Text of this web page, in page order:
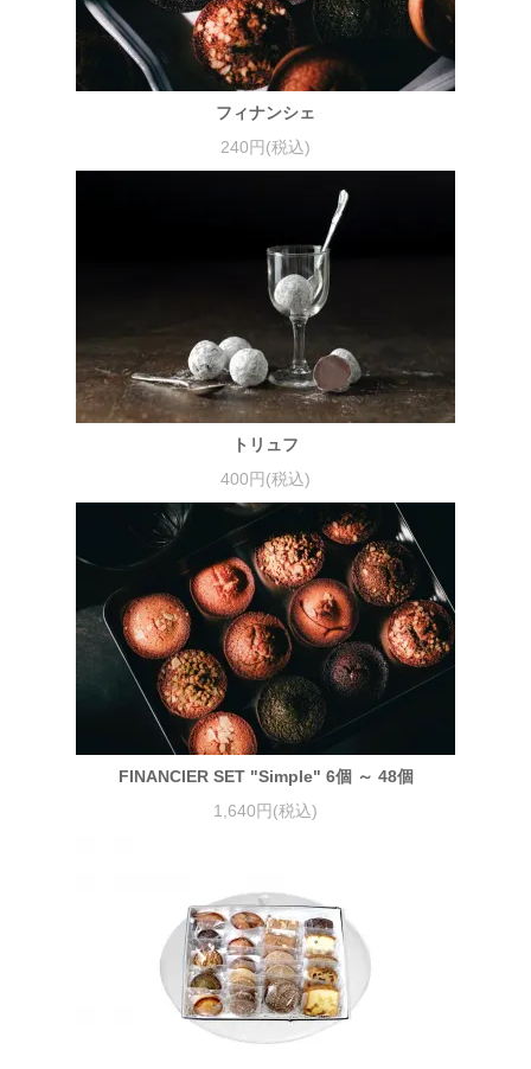
フィナンシェ
240円(税込)
トリュフ
400円(税込)
FINANCIER SET "Simple" 6個 ～ 48個
1,640円(税込)